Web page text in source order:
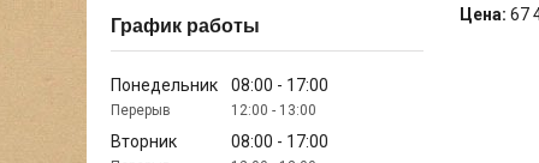
Цена: 67
График работы
Понедельник 08:00 17:00
12:00 13:00
Вторник 08:00 17:00